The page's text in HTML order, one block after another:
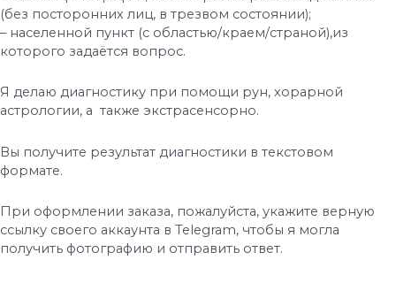
(без посторонних лиц, в трезвом состоянии);
– населенной пункт (с областью/краем/страной),из
которого задаётся вопрос.
Я делаю диагностику при помощи рун, хорарной
астрологии, а также экстрасенсорно.
Вы получите результат диагностики в текстовом
формате.
При оформлении заказа, пожалуйста, укажите верную
ссылку своего аккаунта в Telegram, чтобы я могла
получить фотографию и отправить ответ.